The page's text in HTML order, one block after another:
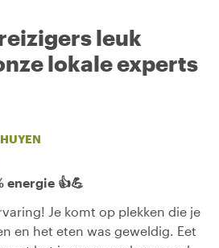
leuk
lokale experts
HUYEN
energie 👍💪
Je komt op plekken die je
en het eten was geweldig. Eet